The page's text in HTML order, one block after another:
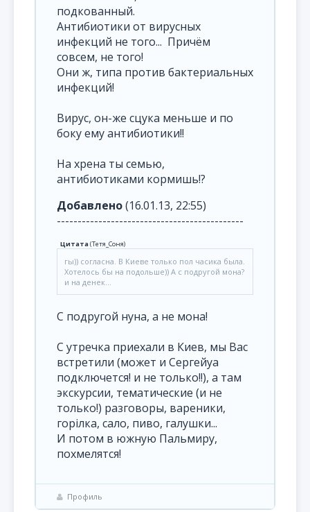
подкованный.
Антибиотики от вирусных
инфекций не того... Причём
совсем, не того!
Они ж, типа против бактериальных
инфекций!
Вирус, он-же сцука меньше и по
боку ему антибиотики!!
На хрена ты семью,
антибиотиками кормишь!?
Добавлено(16.01.13, 22:55)
---------------------------------------------
Цитата(Тетя_Соня)
гы)) согласна. В Киеве только пол часика была.
Хотелось бы на подольше)) А с подругой мона?
и на денек...
С подругой нуна, а не мона!
С утречка приехали в Киев, мы Вас
встретили (может и Сергейуа
подключется! и не только!!), а там
экскурсии, тематические (и не
только!) разговоры, вареники,
горілка, сало, пиво, галушки...
И потом в южную Пальмиру,
похмелятся!
Профиль